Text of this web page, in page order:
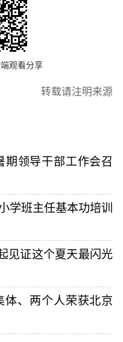
观看分享
转载请注明来源
期领导干部工作会召
学班主任基本功培训
见证这个夏天最闪光
体、两个人荣获北京